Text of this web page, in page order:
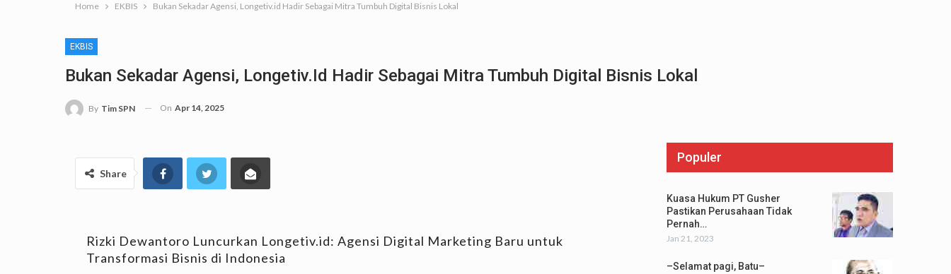
Home EKBIS Bukan Sekadar Agensi, Longetiv.id Hadir Sebagai Mitra Tumbuh Digital Bisnis Lokal
EKBIS
Bukan Sekadar Agensi, Longetiv.id Hadir Sebagai Mitra Tumbuh Digital Bisnis Lokal
By Tim SPN On Apr 14, 2025
Share
Rizki Dewantoro Luncurkan Longetiv.id: Agensi Digital Marketing Baru untuk
Transformasi Bisnis di Indonesia
Populer
Kuasa Hukum PT Gusher
Pastikan Perusahaan Tidak
Pernah…
Jan 21, 2023
–Selamat pagi, Batu–